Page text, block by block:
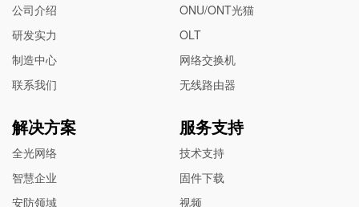
公司介绍
研发实力
制造中心
联系我们
ONU/ONT光猫
OLT
网络交换机
无线路由器
解决方案
全光网络
智慧企业
安防领域
服务支持
技术支持
固件下载
视频